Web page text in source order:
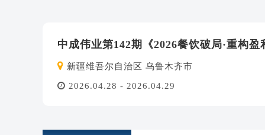
中成伟业第142期《2026餐饮破局·重构
新疆维吾尔自治区 乌鲁木齐市
2026.04.28 - 2026.04.29